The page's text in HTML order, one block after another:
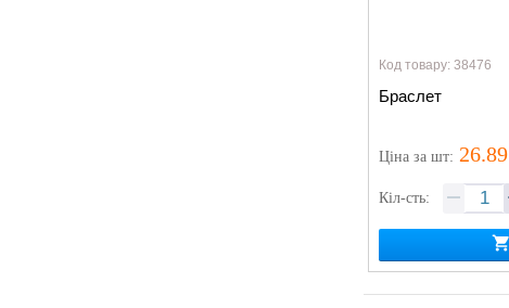
Код товару: 38476
Браслет
Ціна за шт: 26.89
Кіл-сть: